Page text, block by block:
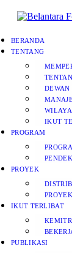
BERANDA
TENTANG
IKUT
PROGRAM
PROYEK
IKUT TERLIBAT
PUBLIKASI